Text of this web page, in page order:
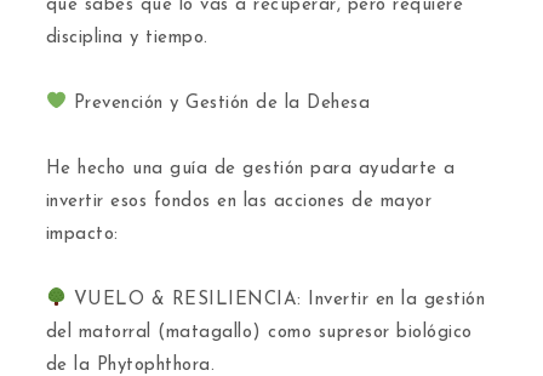
que sabes que lo vas a recuperar, pero requiere
disciplina y tiempo.
Prevención y Gestión de la Dehesa
​He hecho una guía de gestión para ayudarte a
invertir esos fondos en las acciones de mayor
impacto:
VUELO & RESILIENCIA: Invertir en la gestión
del matorral (matagallo) como supresor biológico
de la Phytophthora.